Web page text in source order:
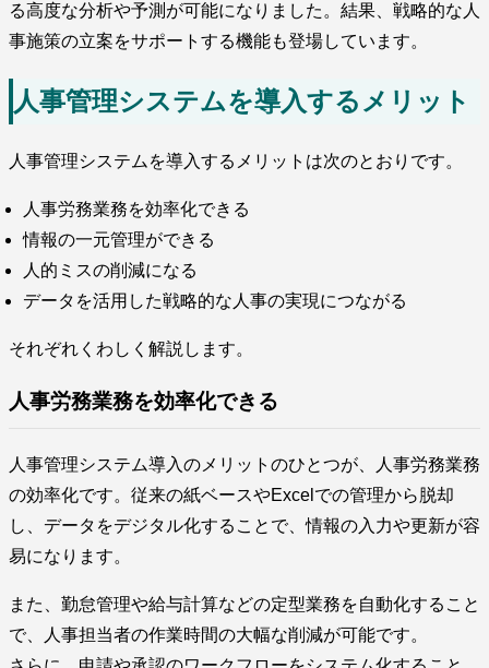
る高度な分析や予測が可能になりました。結果、戦略的な人
事施策の立案をサポートする機能も登場しています。
人事管理システムを導入するメリット
人事管理システムを導入するメリットは次のとおりです。
人事労務業務を効率化できる
情報の一元管理ができる
人的ミスの削減になる
データを活用した戦略的な人事の実現につながる
それぞれくわしく解説します。
人事労務業務を効率化できる
人事管理システム導入のメリットのひとつが、人事労務業務
の効率化です。従来の紙ベースやExcelでの管理から脱却
し、データをデジタル化することで、情報の入力や更新が容
易になります。
また、勤怠管理や給与計算などの定型業務を自動化すること
で、人事担当者の作業時間の大幅な削減が可能です。